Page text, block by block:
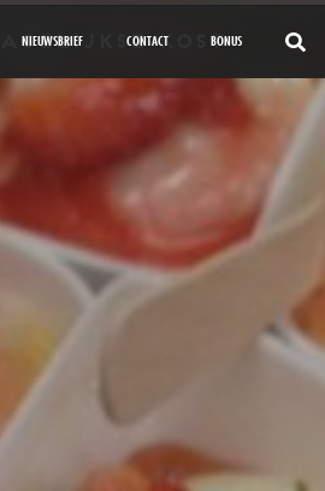
NIEUWSBRIEF CONTACT BONUS